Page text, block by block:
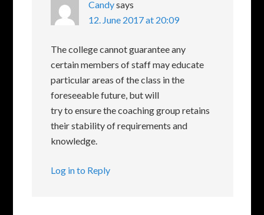
Candysays
12. June 2017 at 20:09
The college cannot guarantee any
certain members of staff may educate
particular areas of the class in the
foreseeable future, but will
try to ensure the coaching group retains
their stability of requirements and
knowledge.
Log in to Reply